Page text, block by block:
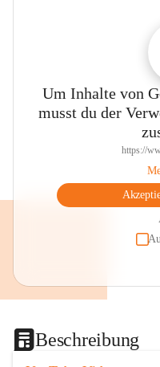
Um Inhalte von
musst du der
https://
Beschreibung